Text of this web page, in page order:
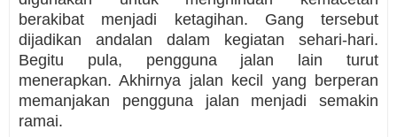
berakibat menjadi ketagihan. Gang tersebut
dijadikan andalan dalam kegiatan sehari-hari.
Begitu pula, pengguna jalan lain turut
menerapkan. Akhirnya jalan kecil yang berperan
memanjakan pengguna jalan menjadi semakin
ramai.